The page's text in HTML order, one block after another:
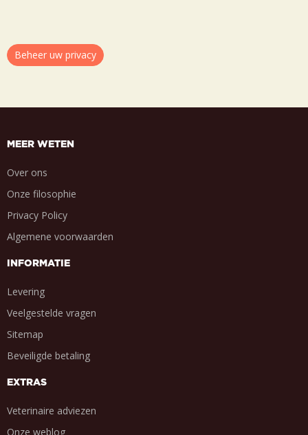
Beheer uw privacy
MEER WETEN
Over ons
Onze filosophie
Privacy Policy
Algemene voorwaarden
INFORMATIE
Levering
Veelgestelde vragen
Sitemap
Beveiligde betaling
EXTRAS
Veterinaire adviezen
Onze weblog